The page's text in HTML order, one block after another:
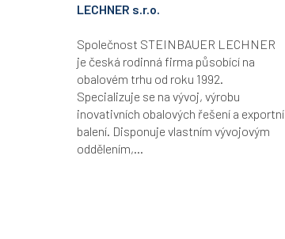
LECHNER s.r.o.
Společnost STEINBAUER LECHNER
je česká rodinná firma působící na
obalovém trhu od roku 1992.
Specializuje se na vývoj, výrobu
inovativních obalových řešení a exportní
balení. Disponuje vlastním vývojovým
oddělením,...